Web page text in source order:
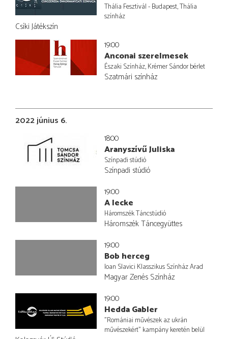
Thália Fesztivál - Budapest, Thália
színház
Csíki Játékszín
19:00
Anconai szerelmesek
Északi Színház, Krémer Sándor bérlet
Szatmári színház
2022 június 6.
18:00
Aranyszívű Juliska
Színpadi stúdió
Színpadi stúdió
19:00
A lecke
Háromszék Táncstúdió
Háromszék Táncegyüttes
19:00
Bob herceg
Ioan Slavici Klasszikus Színház Arad
Magyar Zenés Színház
19:00
Hedda Gabler
"Romániai művészek az ukrán
művészekért" kampány keretén belül